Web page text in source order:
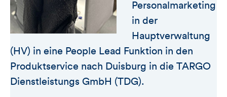
Personalmarketing
in der
Hauptverwaltung
(HV) in eine People Lead Funktion in den
Produktservice nach Duisburg in die TARGO
Dienstleistungs GmbH (TDG).